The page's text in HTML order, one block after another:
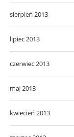
sierpień 2013
lipiec 2013
czerwiec 2013
maj 2013
kwiecień 2013